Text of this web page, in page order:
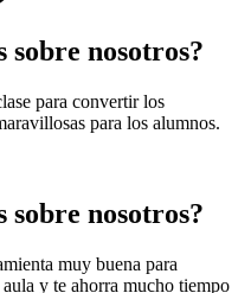
sobre nosotros?
para convertir los
para los alumnos.
sobre nosotros?
muy buena para
y te ahorra mucho tiempo